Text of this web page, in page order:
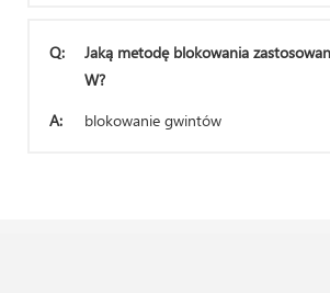
Q:
Jaką metodę blokowania
W?
A:
blokowanie gwintów